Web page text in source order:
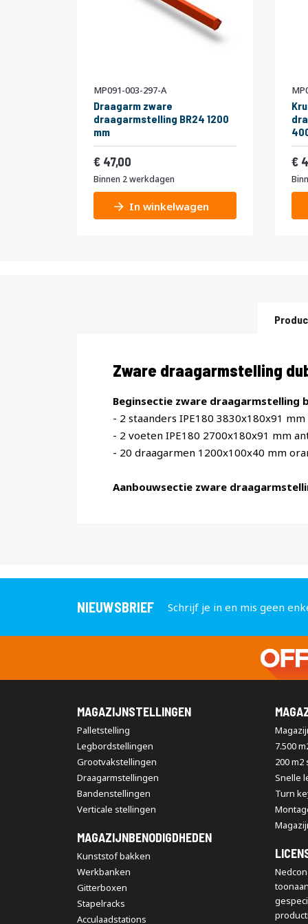
MP091-003-297-A
Draagarm zware
draagarmstelling BR24 1200
mm
47,00
Binnen 2 werkdagen
In winkelwagen
Productomschrijving
Zware draagarmstelling
Beginsectie zware draagarmstelling
- 2 staanders IPE180 3830x180x91
- 2 voeten IPE180 2700x180x91 mm
- 20 draagarmen 1200x100x40 mm
Aanbouwsectie zware
NIEUWSBRIEF Schrijf je in en mis geen
MAGAZIJNSTELLINGEN
Palletstelling
Legbordstellingen
Grootvakstellingen
Draagarmstellingen
Bandenstellingen
Verticale stellingen
MAGAZIJNBENODIGDHEDEN
Kunststof bakken
Werkbanken
Gitterboxen
Stapelracks
Acculaadstations
7.500
200
Snelle
Turn